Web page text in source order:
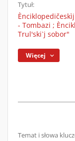
Tytuł:
- Tombazi ;
Trul'ski`j sobor"
Więcej
Temat i słowa